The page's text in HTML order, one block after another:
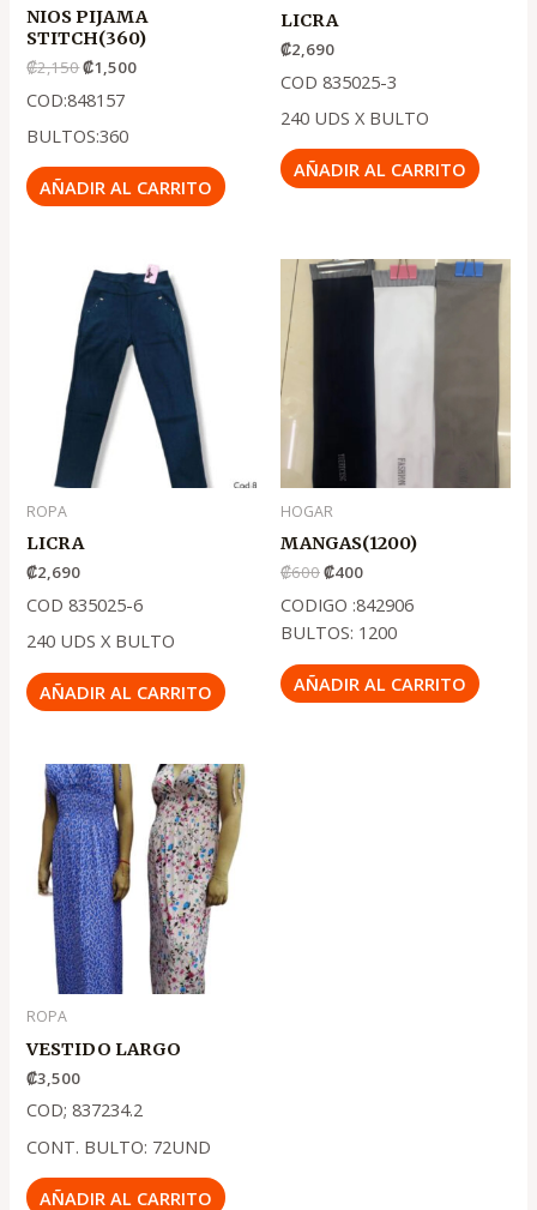
NIOS PIJAMA
STITCH(360)
₡2,150₡1,500
COD:848157
BULTOS:360
AÑADIR AL CARRITO
LICRA
₡2,690
COD 835025-3
240 UDS X BULTO
AÑADIR AL CARRITO
ROPA
LICRA
₡2,690
COD 835025-6
240 UDS X BULTO
AÑADIR AL CARRITO
HOGAR
MANGAS(1200)
₡600
El
original
₡400
El
precio
actual
es:
₡400
CODIGO :842906
BULTOS: 1200
AÑADIR AL CARRITO
ROPA
VESTIDO LARGO
₡3,500
COD; 837234.2
CONT. BULTO: 72UND
AÑADIR AL CARRITO